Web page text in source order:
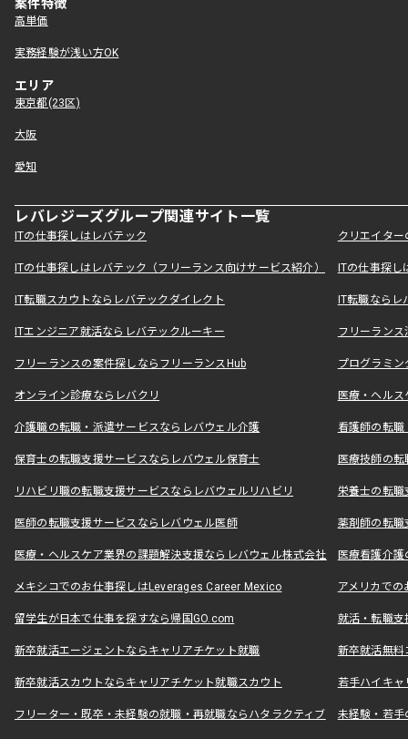
案件特徴
高単価
実務経験が浅い方OK
エリア
東京都(23区)
大阪
愛知
レバレジーズグループ関連サイト一覧
ITの仕事探しはレバテック クリエイタ
ITの仕事探しはレバテック（フリーランス向けサービス紹介） ITの仕事探
IT転職スカウトならレバテックダイレクト IT転職なら
ITエンジニア就活ならレバテックルーキー フリーラン
フリーランスの案件探しならフリーランスHub プログラミ
オンライン診療ならレバクリ 医療・ヘル
介護職の転職・派遣サービスならレバウェル介護 看護師の転
保育士の転職支援サービスならレバウェル保育士 医療技師の
リハビリ職の転職支援サービスならレバウェルリハビリ 栄養士の転
医師の転職支援サービスならレバウェル医師 薬剤師の転
医療・ヘルスケア業界の課題解決支援ならレバウェル株式会社 医療看護介
メキシコでのお仕事探しはLeverages Career Mexico アメリカで
留学生が日本で仕事を探すなら帰国GO.com 就活・転職
新卒就活エージェントならキャリアチケット就職 新卒就活無料
新卒就活スカウトならキャリアチケット就職スカウト 若手ハイキ
フリーター・既卒・未経験の就職・再就職ならハタラクティブ 未経験・若手